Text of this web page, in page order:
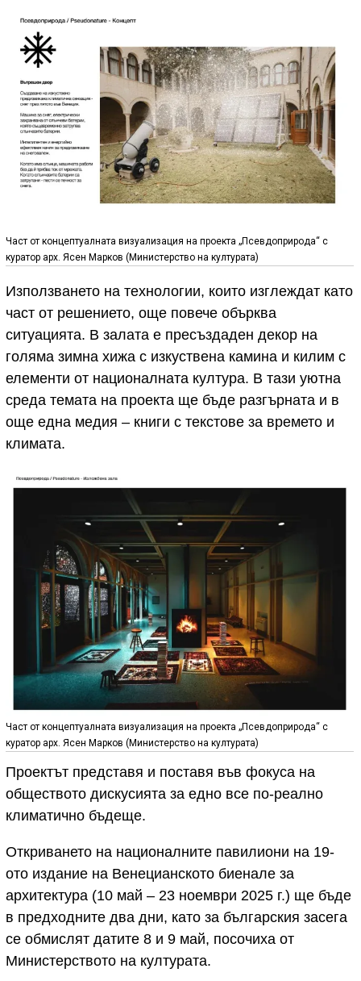
Част от концептуалната визуализация на проекта „Псевдоприрода“ с
куратор арх. Ясен Марков (Министерство на културата)
Използването на технологии, които изглеждат като
част от решението, още повече обърква
ситуацията. В залата е пресъздаден декор на
голяма зимна хижа с изкуствена камина и килим с
елементи от националната култура. В тази уютна
среда темата на проекта ще бъде разгърната и в
още една медия – книги с текстове за времето и
климата.
Част от концептуалната визуализация на проекта „Псевдоприрода“ с
куратор арх. Ясен Марков (Министерство на културата)
Проектът представя и поставя във фокуса на
обществото дискусията за едно все по-реално
климатично бъдеще.
Откриването на националните павилиони на 19-
ото издание на Венецианското биенале за
архитектура (10 май – 23 ноември 2025 г.) ще бъде
в предходните два дни, като за българския засега
се обмислят датите 8 и 9 май, посочиха от
Министерството на културата.